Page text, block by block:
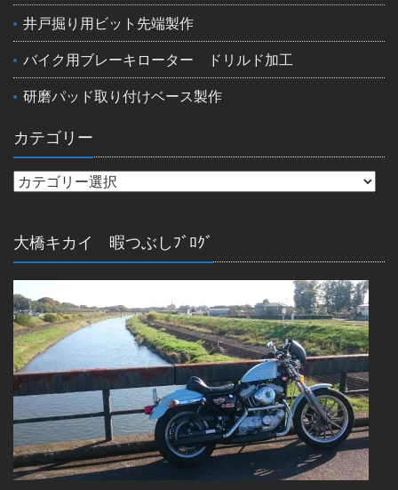
井戸掘り用ビット先端製作
バイク用ブレーキローター ドリルド加工
研磨パッド取り付けベース製作
カテゴリー
大橋キカイ 暇つぶしﾌﾞﾛｸﾞ